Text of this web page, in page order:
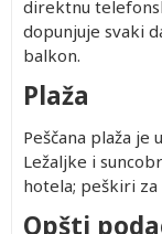
direktnu
dopunjuje svaki
balkon.
Plaža
Peščana plaža je
Ležaljke i
hotela; peškiri za
Opšti